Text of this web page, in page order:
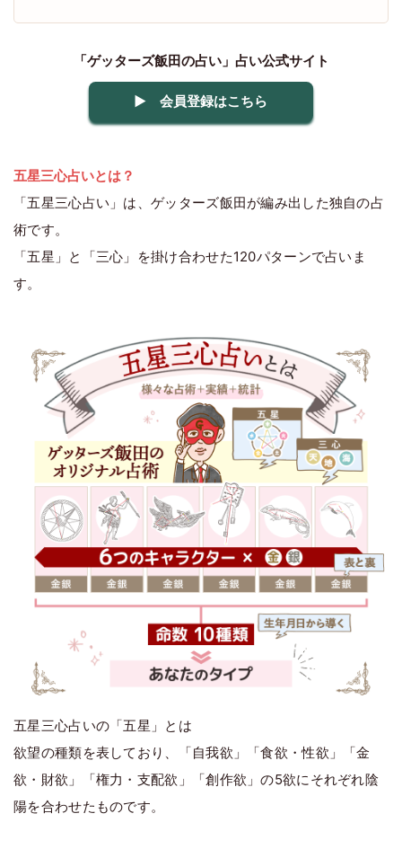
「ゲッターズ飯田の占い」占い公式サイト
▶ 会員登録はこちら
五星三心占いとは？
「五星三心占い」は、ゲッターズ飯田が編み出した独自の占
術です。
「五星」と「三心」を掛け合わせた120パターンで占いま
す。
五星三心占いの「五星」とは
欲望の種類を表しており、「自我欲」「食欲・性欲」「金
欲・財欲」「権力・支配欲」「創作欲」の5欲にそれぞれ陰
陽を合わせたものです。